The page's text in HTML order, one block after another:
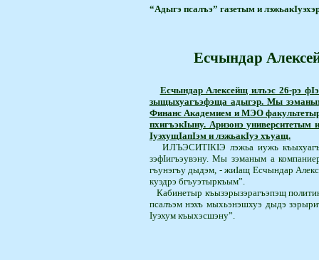
“Адыгэ псалъэ” газетым и
Есчындар
Есчындар Алексейщ илъэс­ 26-рэ
зыщыхуагъэфэща адыгэр. Мы
Финанс Академием и МЭО
пхи­гъэкIыну. Ари­зонэ
IуэхущIапIэм и лэ­жьа­кIуэ хъуащ.
ИЛЪЭСИТIКIЭ лэжьа иужь
зэфIигъэувэну. Мы зэманым а
гъунэгъу дыдэм, - жиIащ Есчындар
куэдрэ бгъуэ­тыр­­къым”.
Кабинетыр къызэрызэ­ра­­­гъэпэщ
псалъэм нэхъ мыхьэнэшхуэ дыдэ
Iуэхум къыхэсшэну”.